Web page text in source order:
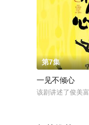
第7集
一见不倾心
该剧讲述了俊美